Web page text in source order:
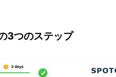
3つのステップ